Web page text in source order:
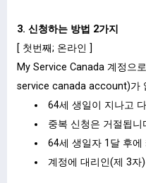
3. 신청하는 방법 2가지
[ 첫번째; 온라인 ]
My Service Canada 계정으
service canada account)가
64세 생일이 지나고
중복 신청은 거절됩니
64세 생일자 1달 후에
계정에 대리인(제 3자